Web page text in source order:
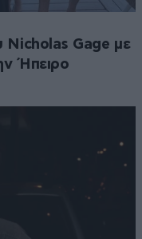
Nicholas Gage με
Ήπειρο